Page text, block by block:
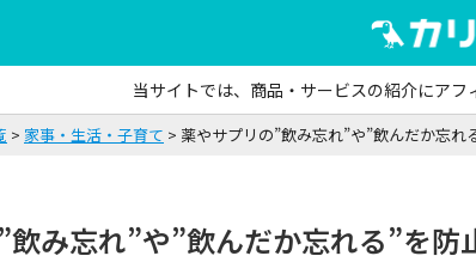
当サイトでは、商品・サービスの紹介にアフ
家事・生活・子育て 薬やサプリの”飲み忘れ”や”飲んだか忘れ
飲み忘れ”や”飲んだか忘れる”を防